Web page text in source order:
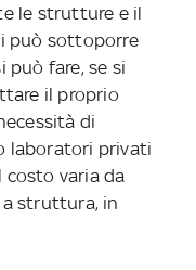
le strutture e il
può sottoporre
può fare, se si
il proprio
di
laboratori privati
varia da
struttura, in